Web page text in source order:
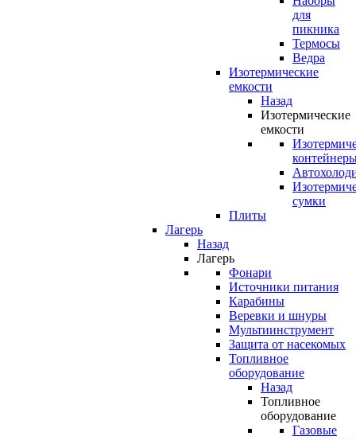
для
пикника
Термосы
Ведра
Изотермические
емкости
Назад
Изотермические
емкости
сумки
Плиты
Лагерь
Назад
Лагерь
Фонари
Источники питания
Карабины
Веревки и шнуры
Мультиинструмент
Защита от насекомых
Топливное
оборудование
Назад
Топливное
оборудование
Газовые